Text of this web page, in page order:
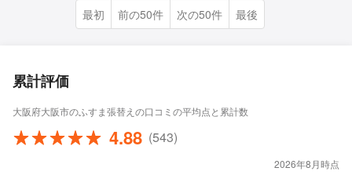
最初 前の50件 次の50件 最後
累計評価
大阪府大阪市のふすま張替えの口コミの平均点と累計数
4.88 (543)
2026年8月時点